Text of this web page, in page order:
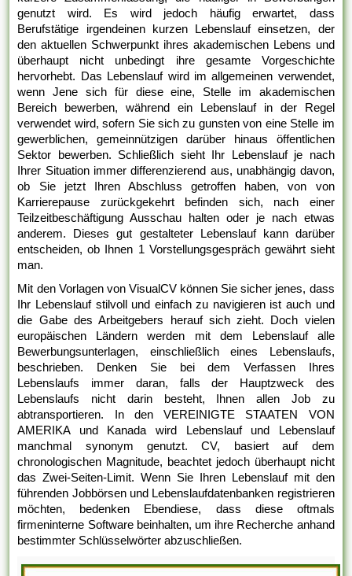
genutzt wird. Es wird jedoch häufig erwartet, dass
Berufstätige irgendeinen kurzen Lebenslauf einsetzen, der
den aktuellen Schwerpunkt ihres akademischen Lebens und
überhaupt nicht unbedingt ihre gesamte Vorgeschichte
hervorhebt. Das Lebenslauf wird im allgemeinen verwendet,
wenn Jene sich für diese eine, Stelle im akademischen
Bereich bewerben, während ein Lebenslauf in der Regel
verwendet wird, sofern Sie sich zu gunsten von eine Stelle im
gewerblichen, gemeinnützigen darüber hinaus öffentlichen
Sektor bewerben. Schließlich sieht Ihr Lebenslauf je nach
Ihrer Situation immer differenzierend aus, unabhängig davon,
ob Sie jetzt Ihren Abschluss getroffen haben, von von
Karrierepause zurückgekehrt befinden sich, nach einer
Teilzeitbeschäftigung Ausschau halten oder je nach etwas
anderem. Dieses gut gestalteter Lebenslauf kann darüber
entscheiden, ob Ihnen 1 Vorstellungsgespräch gewährt sieht
man.
Mit den Vorlagen von VisualCV können Sie sicher jenes, dass
Ihr Lebenslauf stilvoll und einfach zu navigieren ist auch und
die Gabe des Arbeitgebers herauf sich zieht. Doch vielen
europäischen Ländern werden mit dem Lebenslauf alle
Bewerbungsunterlagen, einschließlich eines Lebenslaufs,
beschrieben. Denken Sie bei dem Verfassen Ihres
Lebenslaufs immer daran, falls der Hauptzweck des
Lebenslaufs nicht darin besteht, Ihnen allen Job zu
abtransportieren. In den VEREINIGTE STAATEN VON
AMERIKA und Kanada wird Lebenslauf und Lebenslauf
manchmal synonym genutzt. CV, basiert auf dem
chronologischen Magnitude, beachtet jedoch überhaupt nicht
das Zwei-Seiten-Limit. Wenn Sie Ihren Lebenslauf mit den
führenden Jobbörsen und Lebenslaufdatenbanken registrieren
möchten, bedenken Ebendiese, dass diese oftmals
firmeninterne Software beinhalten, um ihre Recherche anhand
bestimmter Schlüsselwörter abzuschließen.